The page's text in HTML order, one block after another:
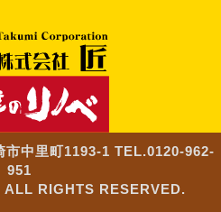
市中里町1193-1 TEL.0120-962-
951
ALL RIGHTS RESERVED.